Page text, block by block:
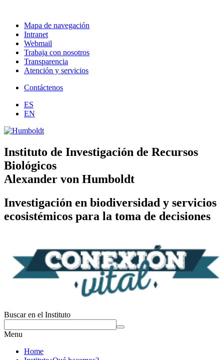
Mapa de navegación
Intranet
Webmail
Trabaja con nosotros
Transparencia
Atención y servicios
Contáctenos
ES
EN
Instituto de Investigación de Recursos
Biológicos
Alexander von Humboldt
Investigación en biodiversidad y servicios
ecosistémicos para la toma de decisiones
Buscar en el Instituto
Menu
Home